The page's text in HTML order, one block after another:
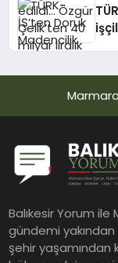
Balıkesir Yorum ile
gündemi
şehir yaşamından